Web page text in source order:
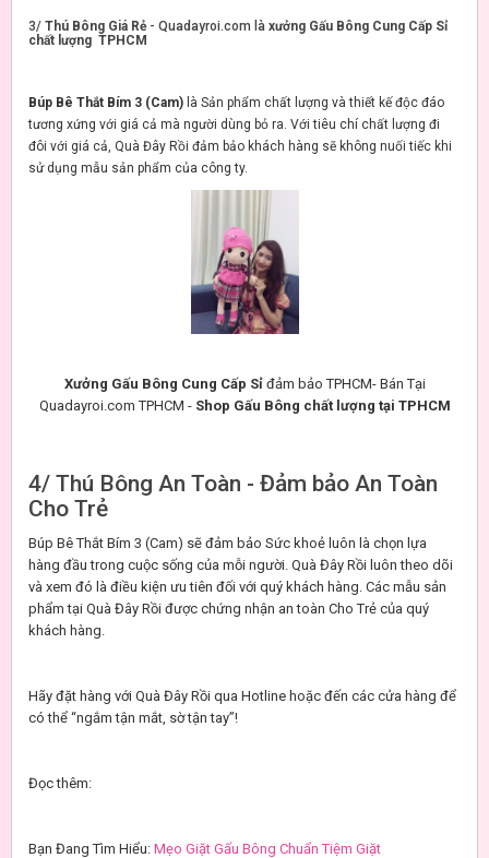
3/ Thú Bông Giá Rẻ- Quadayroi.com là xưởng Gấu Bông Cung Cấp Sỉ
chất lượng TPHCM
Búp Bê Thắt Bím 3 (Cam) là Sản phẩm chất lượng và thiết kế độc đáo
tương xứng với giá cả mà người dùng bỏ ra. Với tiêu chí chất lượng đi
đôi với giá cả, Quà Đây Rồi đảm bảo khách hàng sẽ không nuối tiếc khi
sử dụng mẫu sản phẩm của công ty.
Xưởng Gấu Bông Cung Cấp Sỉ đảm bảo TPHCM- Bán Tại
Quadayroi.com TPHCM - Shop Gấu Bông chất lượng tại TPHCM
4/ Thú Bông An Toàn - Đảm bảo An Toàn
Cho Trẻ
Búp Bê Thắt Bím 3 (Cam) sẽ đảm bảo Sức khoẻ luôn là chọn lựa
hàng đầu trong cuộc sống của mỗi người. Quà Đây Rồi luôn theo dõi
và xem đó là điều kiện ưu tiên đối với quý khách hàng. Các mẫu sản
phẩm tại Quà Đây Rồi được chứng nhận an toàn Cho Trẻ của quý
khách hàng.
Hãy đặt hàng với Quà Đây Rồi qua Hotline hoặc đến các cửa hàng để
có thể “ngắm tận mắt, sờ tận tay”!
Đọc thêm:
Bạn Đang Tìm Hiểu: Mẹo Giặt Gấu Bông Chuẩn Tiệm Giặt